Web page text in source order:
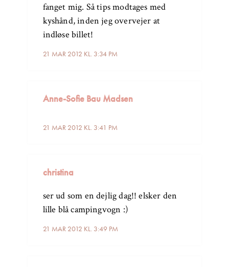
21 MAR 2012 KL. 3:34 PM
fanget mig. Så tips modtages med
kyshånd, inden jeg overvejer at
indløse billet!
Anne-Sofie Bau Madsen
21 MAR 2012 KL. 3:41 PM
christina
21 MAR 2012 KL. 3:49 PM
ser ud som en dejlig dag!! elsker den
lille blå campingvogn :)